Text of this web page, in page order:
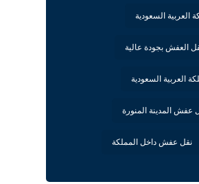
العربية السعودية
العفش بجودة عالية
العربية السعودية
عفش المدينة المنورة
نقل عفش داخل المملكة